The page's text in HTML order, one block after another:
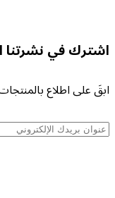
في نشرتنا
على اطلاع